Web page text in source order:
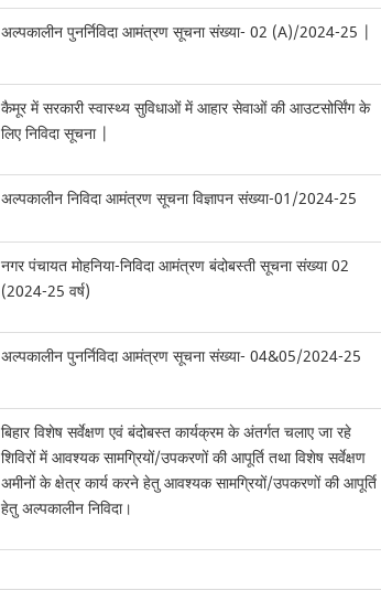
अल्पकालीन पुनर्निविदा आमंत्रण सूचना संख्या- 02 (A)/2024-25 |
कैमूर में सरकारी स्वास्थ्य सुविधाओं में आहार सेवाओं की आउटसोर्सिंग के
लिए निविदा सूचना |
अल्पकालीन निविदा आमंत्रण सूचना विज्ञापन संख्या-01/2024-25
नगर पंचायत मोहनिया-निविदा आमंत्रण बंदोबस्ती सूचना संख्या 02
(2024-25 वर्ष)
अल्पकालीन पुनर्निविदा आमंत्रण सूचना संख्या- 04&05/2024-25
बिहार विशेष सर्वेक्षण एवं बंदोबस्त कार्यक्रम के अंतर्गत चलाए जा रहे
शिविरों में आवश्यक सामग्रियों/उपकरणों की आपूर्ति तथा विशेष सर्वेक्षण
अमीनों के क्षेत्र कार्य करने हेतु आवश्यक सामग्रियों/उपकरणों की आपूर्ति
हेतु अल्पकालीन निविदा।